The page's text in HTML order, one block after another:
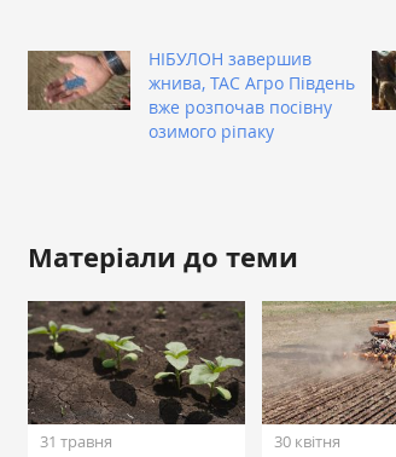
НІБУЛОН завершив
жнива, ТАС Агро Південь
вже розпочав посівну
озимого ріпаку
Матеріали до теми
31 травня 30 квітня